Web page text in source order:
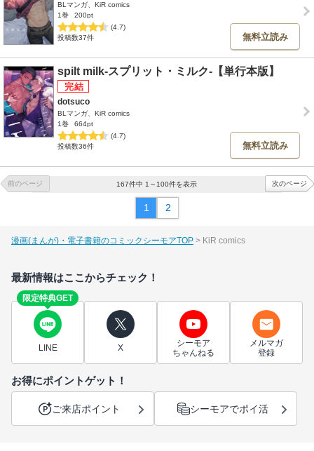
BLマンガ、KiR comics
1巻
200pt
(4.7)
投稿数37件
無料立読み
spilt milk-スプリット・ミルク-【単行本版】
dotsuco
BLマンガ、KiR comics
1巻
664pt
(4.7)
投稿数36件
無料立読み
前のページ 167件中 1～100件を表示 次のページ
1 2
漫画(まんが)・電子書籍のコミックシーモアTOP KiR comics
最新情報はここからチェック！
限定特典GET
LINE X
シーモア
ちゃんねる
メルマガ
登録
お得にポイントゲット！
ご来店ポイント シーモアでポイ活